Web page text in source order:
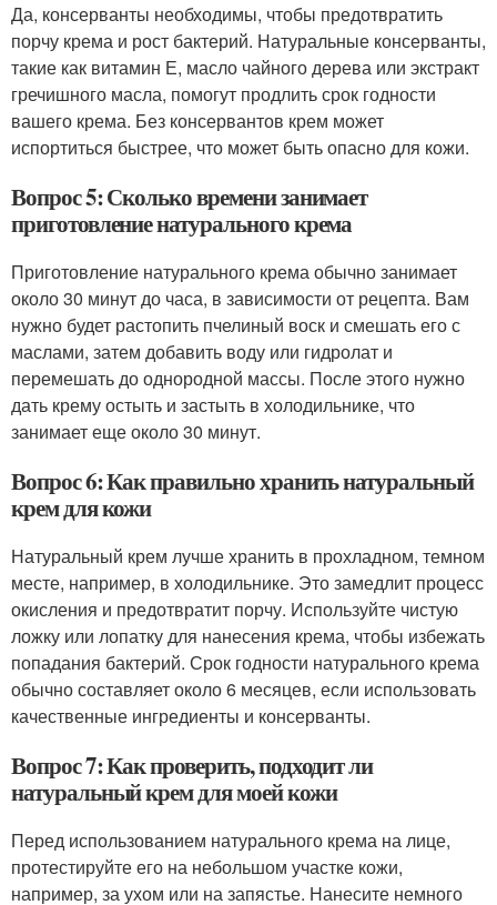
Да, консерванты необходимы, чтобы предотвратить
порчу крема и рост бактерий. Натуральные консерванты,
такие как витамин Е, масло чайного дерева или экстракт
гречишного масла, помогут продлить срок годности
вашего крема. Без консервантов крем может
испортиться быстрее, что может быть опасно для кожи.
Вопрос 5: Сколько времени занимает
приготовление натурального крема
Приготовление натурального крема обычно занимает
около 30 минут до часа, в зависимости от рецепта. Вам
нужно будет растопить пчелиный воск и смешать его с
маслами, затем добавить воду или гидролат и
перемешать до однородной массы. После этого нужно
дать крему остыть и застыть в холодильнике, что
занимает еще около 30 минут.
Вопрос 6: Как правильно хранить натуральный
крем для кожи
Натуральный крем лучше хранить в прохладном, темном
месте, например, в холодильнике. Это замедлит процесс
окисления и предотвратит порчу. Используйте чистую
ложку или лопатку для нанесения крема, чтобы избежать
попадания бактерий. Срок годности натурального крема
обычно составляет около 6 месяцев, если использовать
качественные ингредиенты и консерванты.
Вопрос 7: Как проверить, подходит ли
натуральный крем для моей кожи
Перед использованием натурального крема на лице,
протестируйте его на небольшом участке кожи,
например, за ухом или на запястье. Нанесите немного